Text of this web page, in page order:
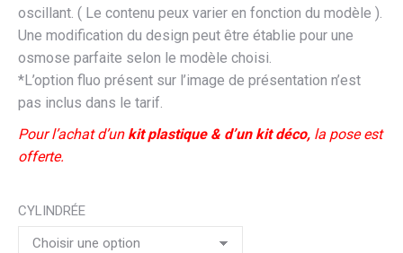
oscillant. ( Le contenu peux varier en fonction du modèle ).
Une modification du design peut être établie pour une
osmose parfaite selon le modèle choisi.
*L’option fluo présent sur l’image de présentation n’est
pas inclus dans le tarif.
Pour l’achat d’un kit plastique & d’un kit déco, la pose est
offerte.
CYLINDRÉE